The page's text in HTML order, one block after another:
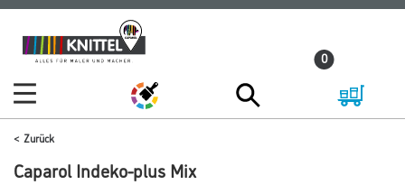
Zum
Inhalt
Zum
Navigationsmenü
0
Zurück
Caparol Indeko-plus Mix